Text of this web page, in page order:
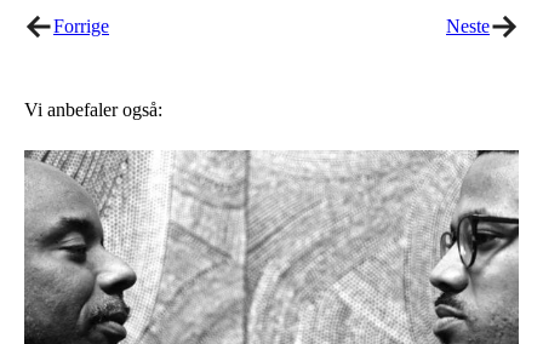
Forrige Neste
Vi anbefaler også: